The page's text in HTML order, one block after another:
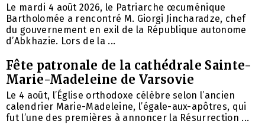
Le mardi 4 août 2026, le Patriarche œcuménique
Bartholomée a rencontré M. Giorgi Jincharadze, chef
du gouvernement en exil de la République autonome
d’Abkhazie. Lors de la ...
Fête patronale de la cathédrale Sainte-
Marie-Madeleine de Varsovie
Le 4 août, l’Église orthodoxe célèbre selon l’ancien
calendrier Marie-Madeleine, l’égale-aux-apôtres, qui
fut l’une des premières à annoncer la Résurrection ...